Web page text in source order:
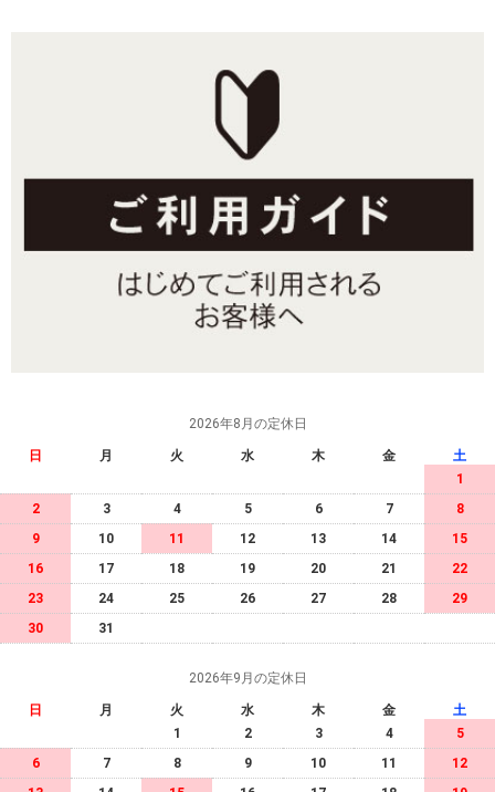
2026年8月の定休日
日 月 火 水 木 金
土
1
2
3 4 5 6 7
8
9
10 11 12 13 14
15
16
17 18 19 20 21
22
23
24 25 26 27 28
29
30
31
2026年9月の定休日
日 月 火 水 木 金
土
1
2 3 4
5
6
7 8 9 10 11
12